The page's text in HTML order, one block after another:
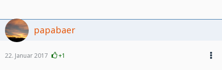
papabaer
22. Januar 2017 +1